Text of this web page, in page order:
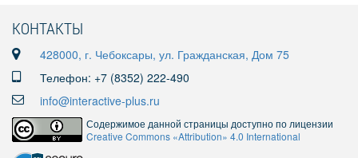
КОНТАКТЫ
428000, г. Чебоксары, ул. Гражданская, Дом 75
Телефон: +7 (8352) 222-490
info@interactive-plus.ru
Содержимое данной страницы доступно по лицензии
Creative Commons «Attribution» 4.0 International